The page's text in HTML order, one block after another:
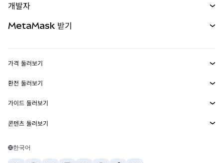
무기한 선물
실물자산
개발자
MetaMask Connect
Snaps
웹3 서비스
MetaMask 받기
보안
고객 지원
채용
가격 둘러보기
이더리움 가격
솔라나 가격
테더 가격
환전 둘러보기
ETH를 USD로 환전
USDT를 INR로 환전
BTC를 INR로 환전
가이드 둘러보기
ETH 매수
콘텐츠 둘러보기
솔라나 지갑
한국어